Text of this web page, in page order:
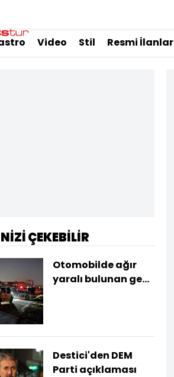
Video Stil Resmi İlanlar
ÇEKEBİLİR
Otomobilde ağır
yaralı bulunan genç
Destici'den DEM
Parti açıklaması